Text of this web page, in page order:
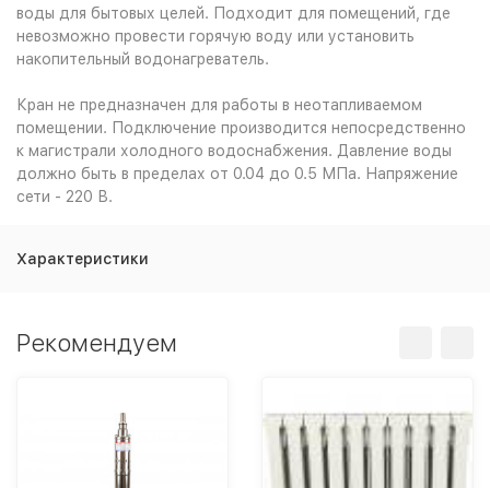
воды для бытовых целей. Подходит для помещений, где
невозможно провести горячую воду или установить
накопительный водонагреватель.
Кран не предназначен для работы в неотапливаемом
помещении. Подключение производится непосредственно
к магистрали холодного водоснабжения. Давление воды
должно быть в пределах от 0.04 до 0.5 МПа. Напряжение
сети - 220 В.
Характеристики
Рекомендуем